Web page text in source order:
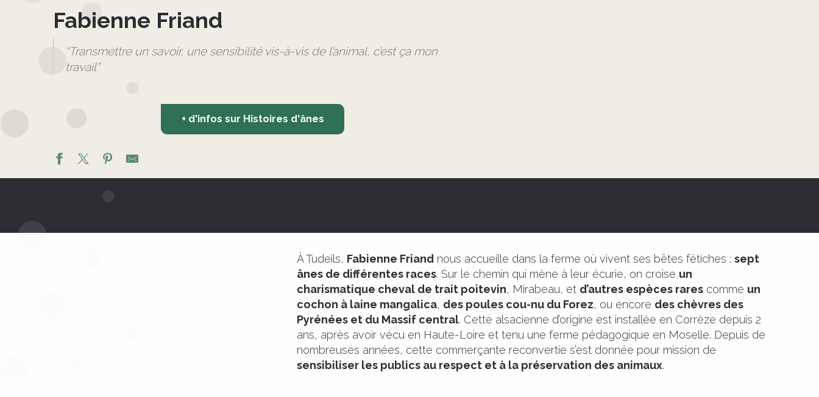
Fabienne Friand
“Transmettre un savoir, une sensibilité vis-à-vis de l’animal, c’est ça mon
travail”
+ d'infos sur Histoires d'ânes
À Tudeils, Fabienne Friand nous accueille dans la ferme où vivent ses bêtes fétiches : sept
ânes de différentes races. Sur le chemin qui mène à leur écurie, on croise un
charismatique cheval de trait poitevin, Mirabeau, et d’autres espèces rares comme un
cochon à laine mangalica, des poules cou-nu du Forez, ou encore des chèvres des
Pyrénées et du Massif central. Cette alsacienne d’origine est installée en Corrèze depuis 2
ans, après avoir vécu en Haute-Loire et tenu une ferme pédagogique en Moselle. Depuis de
nombreuses années, cette commerçante reconvertie s’est donnée pour mission de
sensibiliser les publics au respect et à la préservation des animaux.